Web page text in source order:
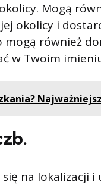
Mogą
okolicy i
również
w Twoim
na lokalizacji